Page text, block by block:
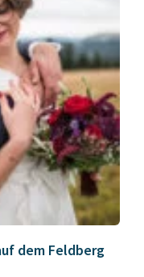
dem Feldberg